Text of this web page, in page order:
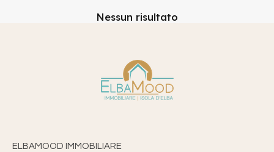
Nessun risultato
ELBAMOOD IMMOBILIARE